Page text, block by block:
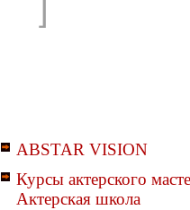
]
ABSTAR VISION
Курсы актерского
Актерская школа